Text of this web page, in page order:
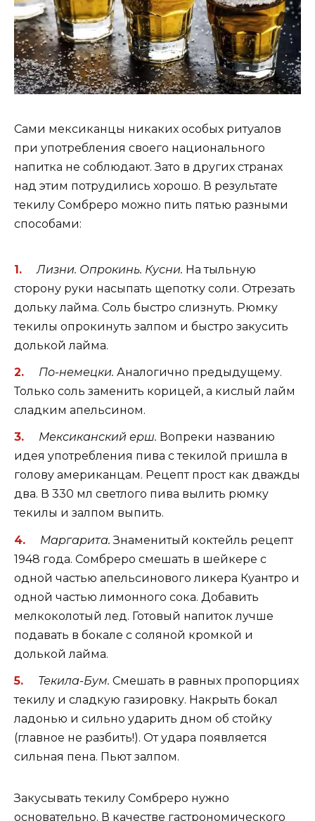
Сами мексиканцы никаких особых ритуалов
при употребления своего национального
напитка не соблюдают. Зато в других странах
над этим потрудились хорошо. В результате
текилу Сомбреро можно пить пятью разными
способами:
Лизни. Опрокинь. Кусни. На тыльную
сторону руки насыпать щепотку соли. Отрезать
дольку лайма. Соль быстро слизнуть. Рюмку
текилы опрокинуть залпом и быстро закусить
долькой лайма.
По-немецки. Аналогично предыдущему.
Только соль заменить корицей, а кислый лайм
сладким апельсином.
Мексиканский ерш. Вопреки названию
идея употребления пива с текилой пришла в
голову американцам. Рецепт прост как дважды
два. В 330 мл светлого пива вылить рюмку
текилы и залпом выпить.
Маргарита. Знаменитый коктейль рецепт
1948 года. Сомбреро смешать в шейкере с
одной частью апельсинового ликера Куантро и
одной частью лимонного сока. Добавить
мелкоколотый лед. Готовый напиток лучше
подавать в бокале с соляной кромкой и
долькой лайма.
Текила-Бум. Смешать в равных пропорциях
текилу и сладкую газировку. Накрыть бокал
ладонью и сильно ударить дном об стойку
(главное не разбить!). От удара появляется
сильная пена. Пьют залпом.
Закусывать текилу Сомбреро нужно
основательно. В качестве гастрономического